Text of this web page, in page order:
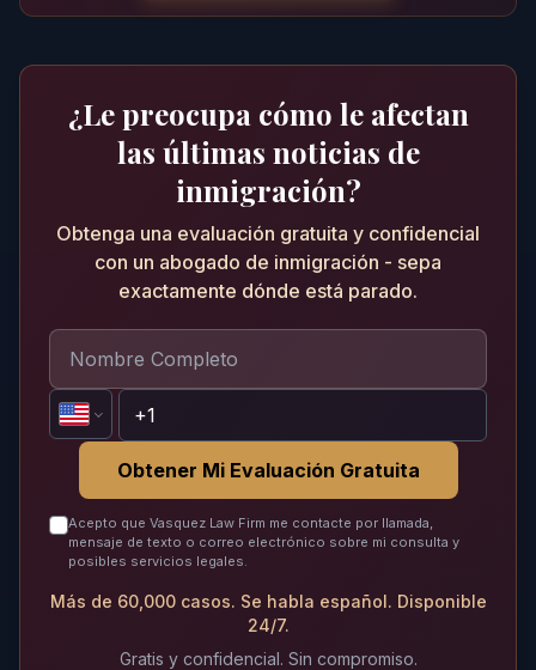
¿Le preocupa cómo le afectan
las últimas noticias de
inmigración?
Obtenga una evaluación gratuita y confidencial
con un abogado de inmigración - sepa
exactamente dónde está parado.
Obtener Mi Evaluación Gratuita
Acepto que Vasquez Law Firm me contacte por llamada,
mensaje de texto o correo electrónico sobre mi consulta y
posibles servicios legales.
Más de 60,000 casos. Se habla español. Disponible
24/7.
Gratis y confidencial. Sin compromiso.